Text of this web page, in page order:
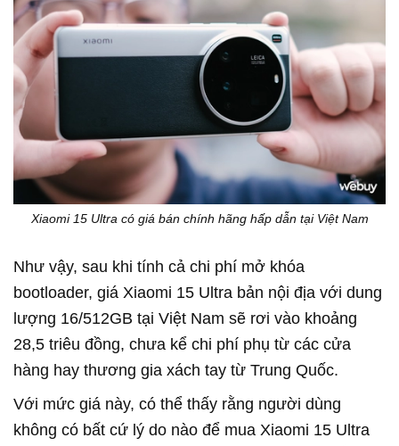
Xiaomi 15 Ultra có giá bán chính hãng hấp dẫn tại Việt Nam
Như vậy, sau khi tính cả chi phí mở khóa
bootloader, giá Xiaomi 15 Ultra bản nội địa với dung
lượng 16/512GB tại Việt Nam sẽ rơi vào khoảng
28,5 triêu đồng, chưa kể chi phí phụ từ các cửa
hàng hay thương gia xách tay từ Trung Quốc.
Với mức giá này, có thể thấy rằng người dùng
không có bất cứ lý do nào để mua Xiaomi 15 Ultra